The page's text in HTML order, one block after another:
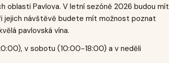
oblasti Pavlova. V letní sezóně 2026 budou mít
jejich návštěvě budete mít možnost poznat
pavlovská vína.
v sobotu (10:00-18:00) a v neděli